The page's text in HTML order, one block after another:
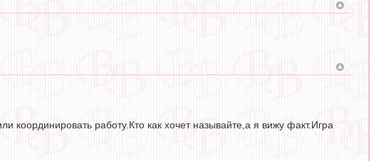
работу.Кто как хочет называйте,а я вижу факт.Игра